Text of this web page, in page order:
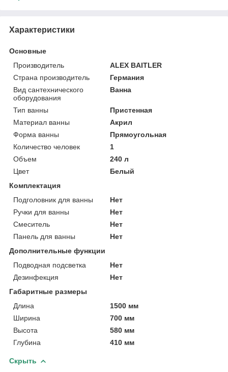
Характеристики
Основные
Производитель
ALEX BAITLER
Страна производитель
Германия
Вид сантехнического
оборудования
Ванна
Тип ванны
Пристенная
Материал ванны
Акрил
Форма ванны
Прямоугольная
Количество человек
1
Объем
240 л
Цвет
Белый
Комплектация
Подголовник для ванны
Нет
Ручки для ванны
Нет
Смеситель
Нет
Панель для ванны
Нет
Дополнительные функции
Подводная подсветка
Нет
Дезинфекция
Нет
Габаритные размеры
Длина
1500 мм
Ширина
700 мм
Высота
580 мм
Глубина
410 мм
Скрыть